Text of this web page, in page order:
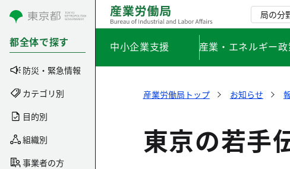
コンテンツにスキップ
都全体で探す
防災・緊急情報
カテゴリ別
目的別
組織別
事業者の方
局の分
中小企業支援 産業・エネルギー政
産業労働局トップ お知らせ
東京の若手